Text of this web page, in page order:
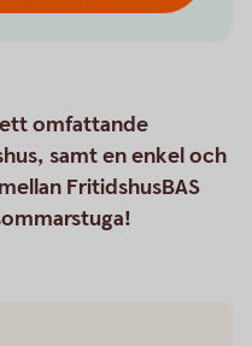
omfattande
samt en enkel och
FritidshusBAS